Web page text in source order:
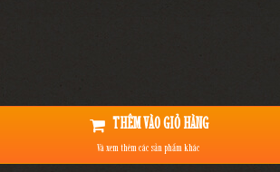
THÊM VÀO GIỎ HÀNG
Và xem thêm các sản phẩm khác